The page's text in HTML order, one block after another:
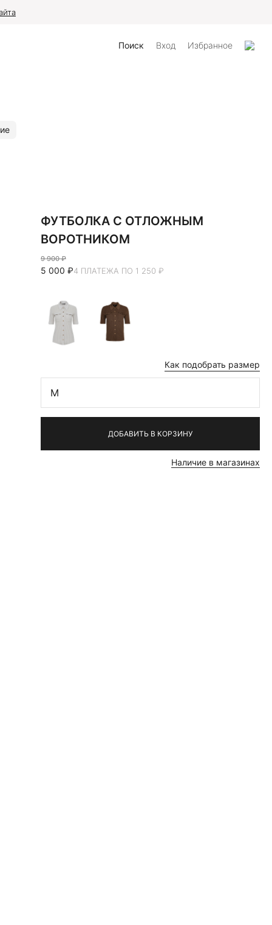
Поиск Вход Избранное
ФУТБОЛКА С ОТЛОЖНЫМ
ВОРОТНИКОМ
9 900 ₽
5 000 ₽4 ПЛАТЕЖА ПО 1 250 ₽
Как подобрать размер
M
ДОБАВИТЬ В КОРЗИНУ
Наличие в магазинах